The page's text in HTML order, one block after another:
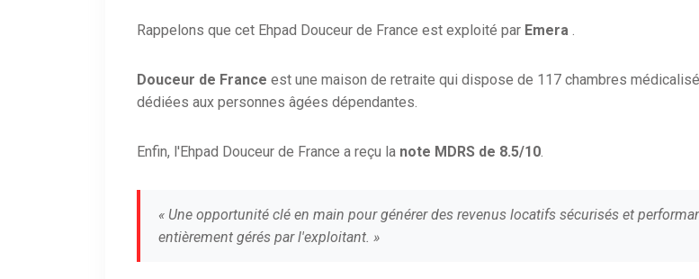
Rappelons que cet Ehpad Douceur de France est exploité par Emera .
Douceur de France est une maison de retraite qui dispose de 117 chambres
dédiées aux personnes âgées dépendantes.
Enfin, l'Ehpad Douceur de France a reçu la note MDRS de 8.5/10.
« Une opportunité clé en main pour générer des revenus locatifs sécurisés et
entièrement gérés par l'exploitant. »